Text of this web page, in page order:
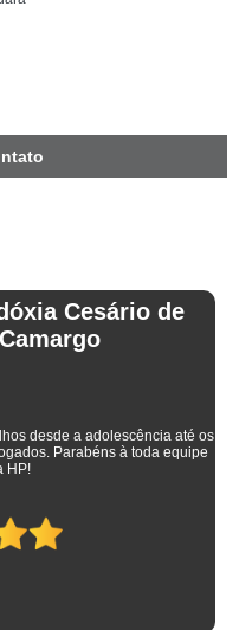
Cesário de
Camargo
desde a adolescência até os
Parabéns à toda equipe
HP!